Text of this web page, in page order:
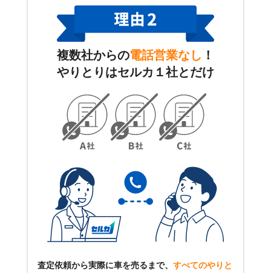
複数社からの電話営業なし ！
やりとりはセルカ１社とだけ
査定依頼から実際に車を売るまで、 すべてのやりと